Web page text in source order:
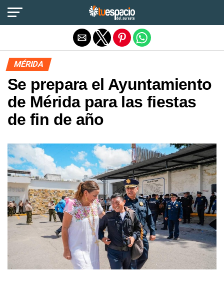
MÉRIDA
Se prepara el Ayuntamiento
de Mérida para las fiestas
de fin de año
Salir de la versión móvil